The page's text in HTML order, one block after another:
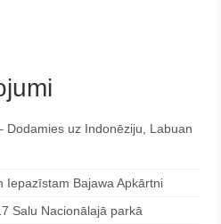
Dodamies uz Indonēziju, Labuan
Iepazīstam Bajawa Apkārtni
Salu Nacionālajā parkā